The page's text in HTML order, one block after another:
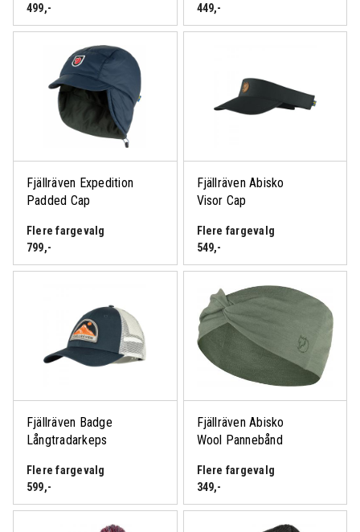
499,-
449,-
Fjällräven Expedition
Padded Cap
Flere fargevalg
799,-
Fjällräven Abisko
Visor Cap
Flere fargevalg
549,-
Fjällräven Badge
Långtradarkeps
Flere fargevalg
599,-
Fjällräven Abisko
Wool Pannebånd
Flere fargevalg
349,-